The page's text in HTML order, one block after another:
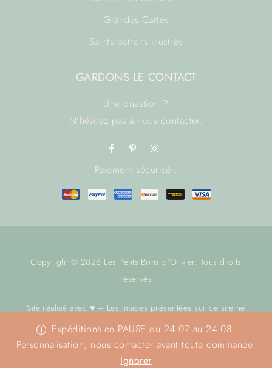
Expéditions en PAUSE du 24.07 au 24.08.
Personnalisation, nous contacter avant toute commande.
Ignorer
Grandes Cartes
Saints patrons illustrés
GARDONS LE CONTACT
Une question ?
N’hésitez pas à nous contacter.
Paiement sécurisé :
Copyright © 2026 Les Petits Brins d’Olivier. Tous droits
réservés
Site réalisé avec ♥ – Les images présentées sur ce site ne
sont pas libres de droit.Nous contacter avant toute utilisation.
Merci